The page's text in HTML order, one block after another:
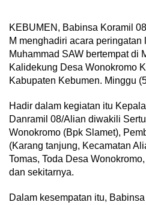
KEBUMEN, Babinsa Koramil
M menghadiri acara peringatan
Muhammad SAW bertempat di
Kalidekung Desa Wonokromo
Kabupaten Kebumen. Minggu
Hadir dalam kegiatan itu
Danramil 08/Alian diwakili
Wonokromo (Bpk Slamet),
(Karang tanjung, Kecamatan
Tomas, Toda Desa
dan sekitarnya.
Dalam kesempatan itu,